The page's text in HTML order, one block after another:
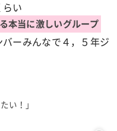
い
本当に激しいグループ
ーみんなで４，５年ジ
い！」